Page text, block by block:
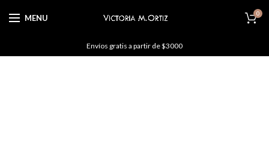
MENU 0
Envíos gratis a partir de $3000